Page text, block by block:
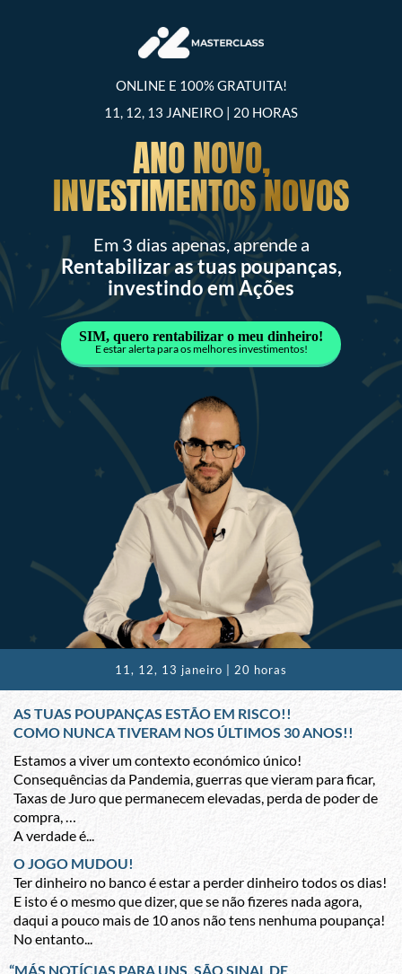
ONLINE E 100% GRATUITA!
11, 12, 13 JANEIRO | 20 HORAS
ANO NOVO,
INVESTIMENTOS NOVOS
Em 3 dias apenas, aprende a
Rentabilizar as tuas poupanças,
investindo em Ações
SIM, quero rentabilizar o meu dinheiro!
E estar alerta para os melhores investimentos!
11, 12, 13 janeiro | 20 horas
AS TUAS POUPANÇAS ESTÃO EM RISCO!!
COMO NUNCA TIVERAM NOS ÚLTIMOS 30 ANOS!!
Estamos a viver um contexto económico único!
Consequências da Pandemia, guerras que vieram para ficar,
Taxas de Juro que permanecem elevadas, perda de poder de
compra, …
A verdade é...
O JOGO MUDOU!
Ter dinheiro no banco é estar a perder dinheiro todos os dias!
E isto é o mesmo que dizer, que se não fizeres nada agora,
daqui a pouco mais de 10 anos não tens nenhuma poupança!
No entanto...
“MÁS NOTÍCIAS PARA UNS, SÃO SINAL DE